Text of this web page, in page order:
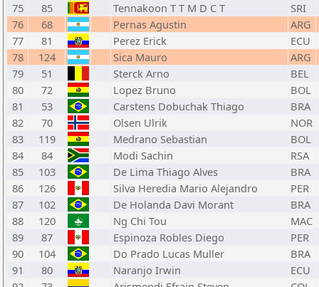
75
85 Tennakoon T T M D C T SRI
76
68 Pernas Agustin ARG
77
81 Perez Erick ECU
78
124 Sica Mauro
ARG
79
51 Sterck Arno BEL
80
72 Lopez Bruno BOL
81
53 Carstens Dobuchak Thiago BRA
82
70 Olsen Ulrik NOR
83
119 Medrano Sebastian
BOL
84
84 Modi Sachin RSA
85
103 De Lima Thiago Alves
BRA
86
126 Silva Heredia Mario Alejandro
PER
87
102 De Holanda Davi Morant
BRA
88
120 Ng Chi Tou
MAC
89
87 Espinoza Robles Diego PER
90
104 Do Prado Lucas Muller
BRA
91
80 Naranjo Irwin ECU